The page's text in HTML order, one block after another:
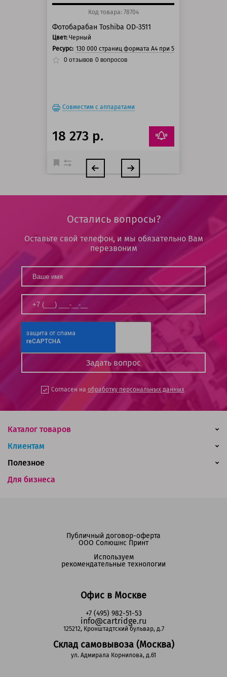
Код товара: 78704
Фотобарабан Toshiba OD-3511
Цвет: Черный
Ресурс: 130 000 страниц формата А4 при 5% заполнении
0 отзывов 0 вопросов
Совместим с аппаратами
18 273 р.
Остались вопросы?
Оставьте свой телефон, и мы обязательно Вам
перезвоним
Согласен на обработку персональных данных
Каталог товаров
Клиентам
Для бизнеса
Полезное
Офис в Москве
+7 (495) 982-51-53
info@cartridge.ru
125212, Кронштадтский бульвар, д.7
Склад самовывоза (Москва)
ул. Адмирала Корнилова, д.61
Публичный договор-оферта
ООО Солюшнс Принт
Используем
рекомендательные технологии